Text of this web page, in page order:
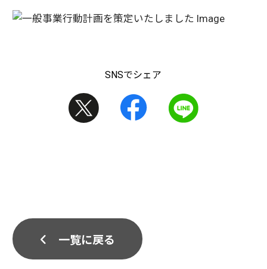
SNSでシェア
一覧に戻る